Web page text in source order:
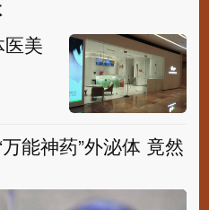
医美
能神药”外泌体 竟然